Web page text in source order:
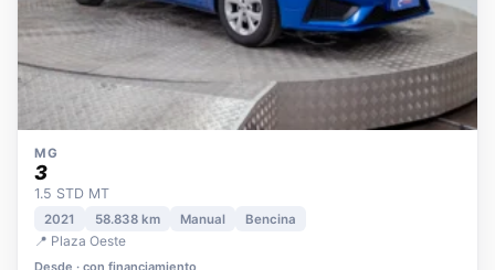
MG
3
1.5 STD MT
2021 58.838 km
📍 Plaza Oeste